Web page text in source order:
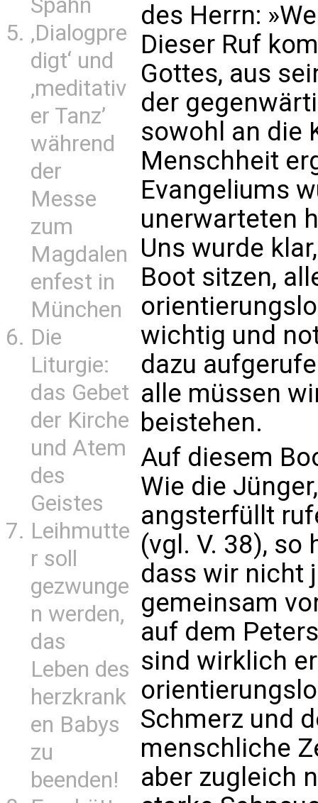
Spahn
‚Dialogpre
digt‘ und
‚meditativ
er Tanz’
während
der
Messe
zum
Magdalen
enfest in
München
Die
Liturgie:
das Gebet
der Kirche
und Atem
des
Geistes
Leihmutte
r soll
gezwunge
n werden,
das
Leben des
herzkrank
en Babys
zu
beenden!
des Herrn:
Dieser Ruf
Gottes, aus
der
sowohl an die
Menschheit
Evangeliums
unerwarteten
Uns wurde
Boot sitzen,
wichtig und
dazu
alle müssen
beistehen.
Auf diesem
Wie die
angsterfüllt
(vgl. V. 38), so
dass wir nicht
gemeinsam
auf dem
sind wirklich
Schmerz und
menschliche
aber zugleich